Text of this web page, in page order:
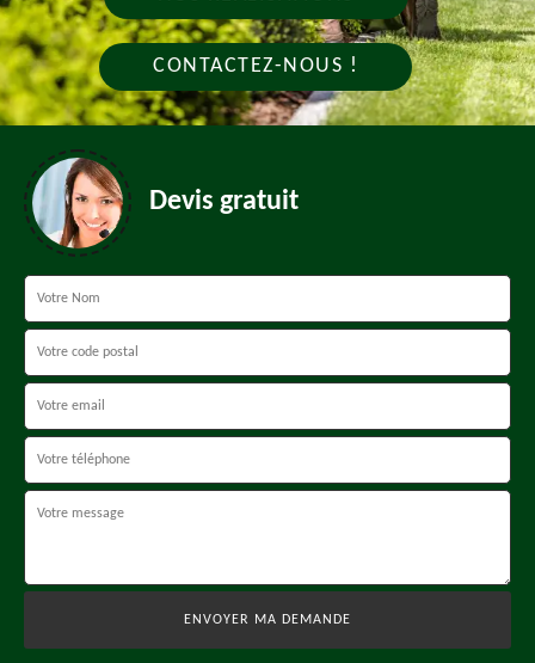
CONTACTEZ-NOUS !
Devis gratuit